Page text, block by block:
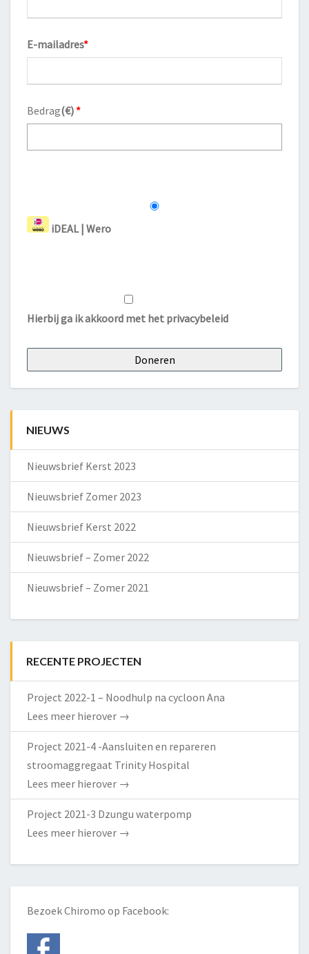
E-mailadres*
Bedrag(€) *
iDEAL | Wero
Hierbij ga ik akkoord met het privacybeleid
NIEUWS
Nieuwsbrief Kerst 2023
Nieuwsbrief Zomer 2023
Nieuwsbrief Kerst 2022
Nieuwsbrief – Zomer 2022
Nieuwsbrief – Zomer 2021
RECENTE PROJECTEN
Project 2022-1 – Noodhulp na cycloon Ana
Lees meer hierover →
Project 2021-4 -Aansluiten en repareren
stroomaggregaat Trinity Hospital
Lees meer hierover →
Project 2021-3 Dzungu waterpomp
Lees meer hierover →
Bezoek Chiromo op Facebook: